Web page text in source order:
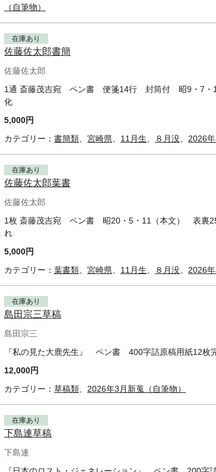
（自筆物）
在庫あり
佐藤佐太郎書簡
佐藤佐太郎
1通 斎藤茂吉宛 ペン書 便箋14行 封筒付 昭9・7
化
5,000円
カテゴリー： 書簡類 宮崎県 11月生 ８月没 2026
在庫あり
佐藤佐太郎葉書
佐藤佐太郎
1枚 斎藤茂吉宛 ペン書 昭20・5・11（本文） 表
れ
5,000円
カテゴリー： 葉書類 宮崎県 11月生 ８月没 2026
在庫あり
島田宗三草稿
島田宗三
『私の見た大鹿先生』 ペン書 400字詰原稿用紙12枚
12,000円
カテゴリー： 草稿類 2026年3月新蒐（自筆物）
在庫あり
下島連草稿
下島連